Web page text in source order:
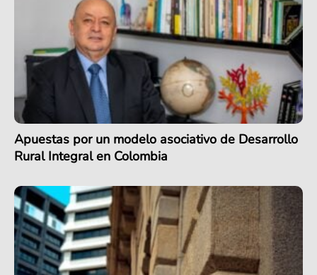
Apuestas por un modelo asociativo de Desarrollo
Rural Integral en Colombia